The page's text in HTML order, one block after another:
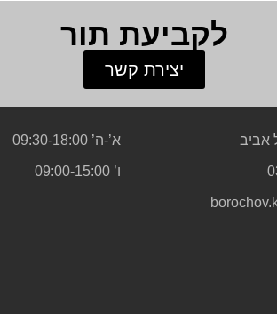
לקביעת תור
יצירת קשר
א’-ה’ 09:30-18:00
ו’ 09:00-15:00